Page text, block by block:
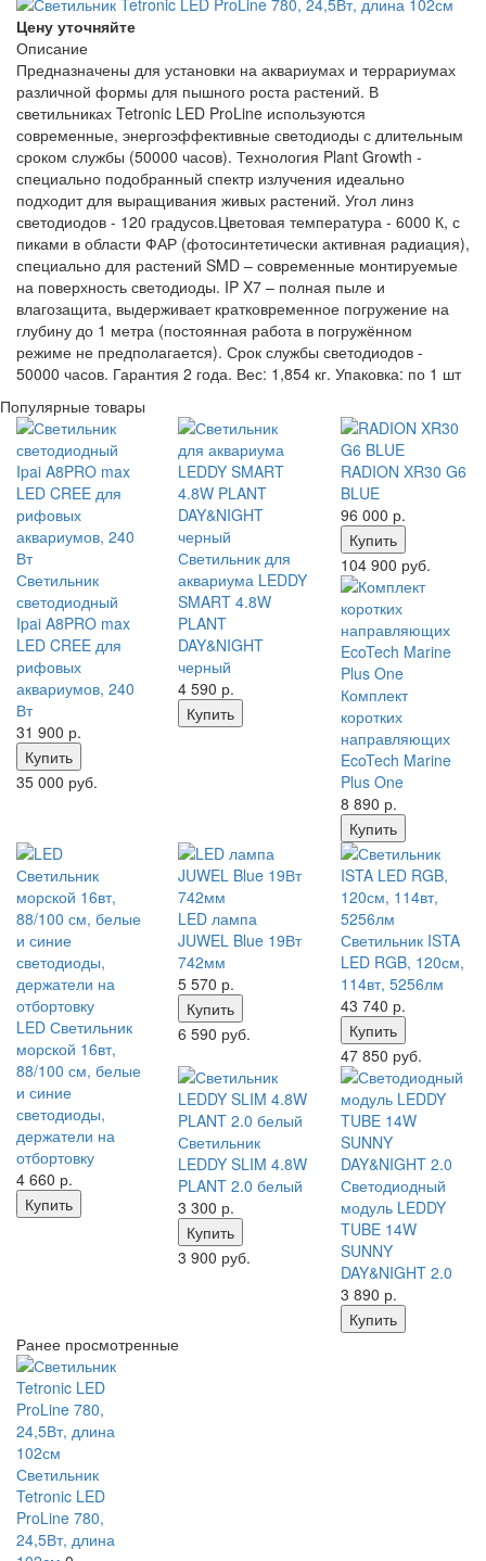
Цену уточняйте
Описание
Предназначены для установки на аквариумах и террариумах
различной формы для пышного роста растений. В
светильниках Tetronic LED ProLine используются
современные, энергоэффективные светодиоды с длительным
сроком службы (50000 часов). Технология Plant Growth -
специально подобранный спектр излучения идеально
подходит для выращивания живых растений. Угол линз
светодиодов - 120 градусов.Цветовая температура - 6000 К, с
пиками в области ФАР (фотосинтетически активная радиация),
специально для растений SMD – современные монтируемые
на поверхность светодиоды. IP X7 – полная пыле и
влагозащита, выдерживает кратковременное погружение на
глубину до 1 метра (постоянная работа в погружённом
режиме не предполагается). Срок службы светодиодов -
50000 часов. Гарантия 2 года. Вес: 1,854 кг. Упаковка: по 1 шт
Популярные товары
Светильник
светодиодный
Ipai A8PRO max
LED CREE для
рифовых
аквариумов, 240
Вт
31 900 р.
Купить
35 000 руб.
Светильник для
аквариума LEDDY
SMART 4.8W
PLANT
DAY&NIGHT
черный
4 590 р.
Купить
RADION XR30 G6
BLUE
96 000 р.
Купить
104 900 руб.
Комплект
коротких
направляющих
EcoTech Marine
Plus One
8 890 р.
Купить
LED Светильник
морской 16вт,
88/100 см, белые
и синие
светодиоды,
держатели на
отбортовку
4 660 р.
Купить
LED лампа
JUWEL Blue 19Вт
742мм
5 570 р.
Купить
6 590 руб.
Светильник ISTA
LED RGB, 120см,
114вт, 5256лм
43 740 р.
Купить
47 850 руб.
Светильник
LEDDY SLIM 4.8W
PLANT 2.0 белый
3 300 р.
Купить
3 900 руб.
Светодиодный
модуль LEDDY
TUBE 14W
SUNNY
DAY&NIGHT 2.0
3 890 р.
Купить
Ранее просмотренные
Светильник
Tetronic LED
ProLine 780,
24,5Вт, длина